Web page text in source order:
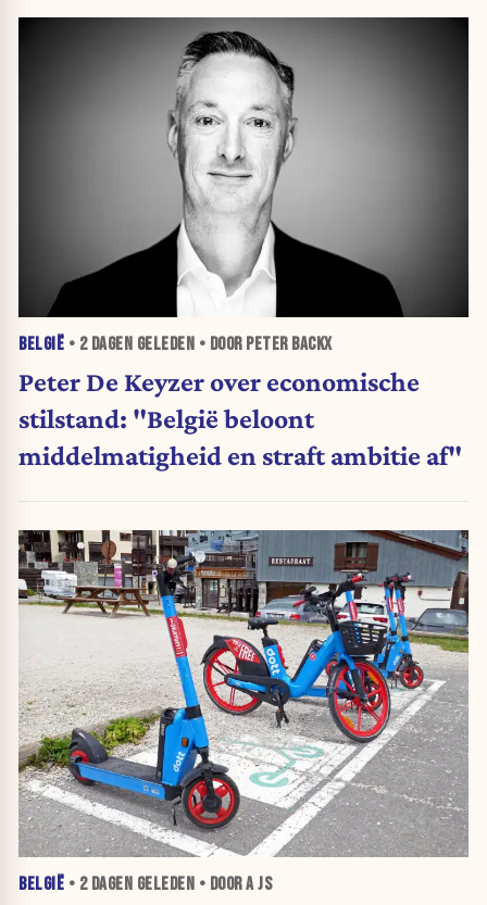
BELGIË • 2 DAGEN GELEDEN • DOOR PETER BACKX
Peter De Keyzer over economische
stilstand: "België beloont
middelmatigheid en straft ambitie af"
BELGIË • 2 DAGEN GELEDEN • DOOR A JS